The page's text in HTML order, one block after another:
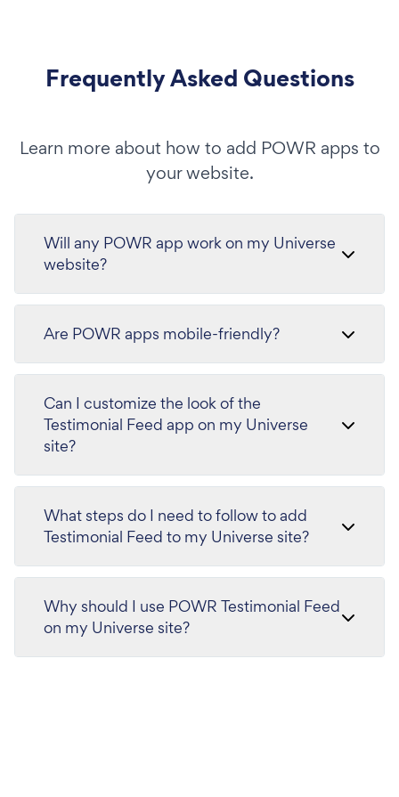
Frequently Asked Questions
Learn more about how to add POWR apps to
your website.
Will any POWR app work on my Universe
website?
Are POWR apps mobile-friendly?
Can I customize the look of the
Testimonial Feed app on my Universe
site?
What steps do I need to follow to add
Testimonial Feed to my Universe site?
Why should I use POWR Testimonial Feed
on my Universe site?